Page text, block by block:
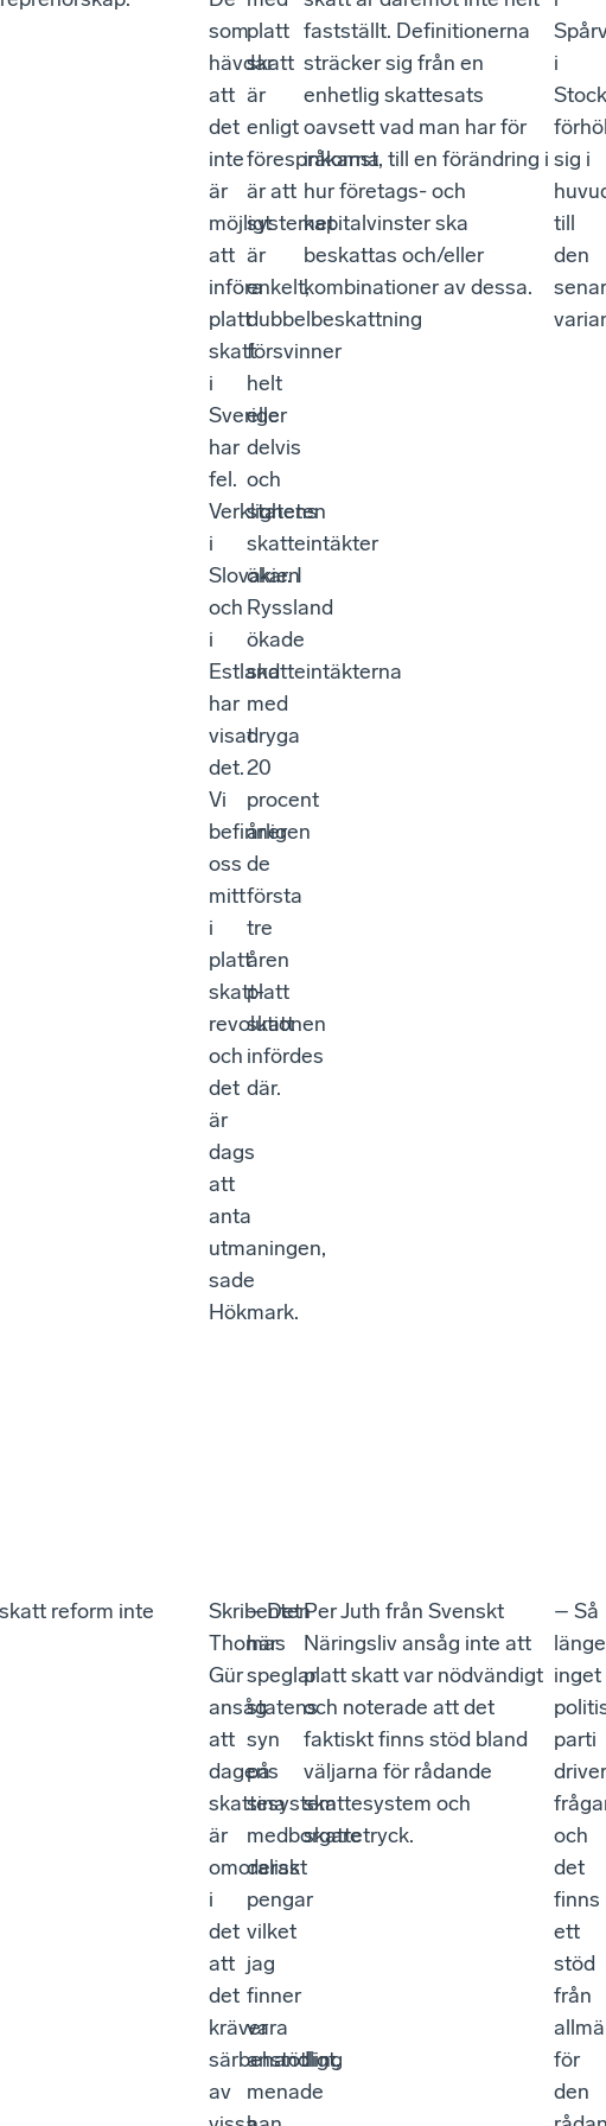
som
hävdar
att
det
inte
är
möjligt
att
införa
platt
skatt
i
Sverige
har
fel.
Verkligheten
i
Slovakien
och
i
Estland
har
visat
det.
Vi
befinner
oss
mitt
i
platt
skatt-
revolutionen
och
det
är
dags
att
anta
utmaningen,
sade
Hökmark.
platt
skatt
är
enligt
förespråkarna
är att
systemet
är
enkelt,
dubbelbeskattning
försvinner
helt
eller
delvis
och
statens
skatteintäkter
ökar. I
Ryssland
ökade
skatteintäkterna
med
dryga
20
procent
årligen
de
första
tre
åren
platt
skatt
infördes
där.
fastställt. Definitionerna
sträcker sig från en
enhetlig skattesats
oavsett vad man har för
inkomst, till en förändring i
hur företags- och
kapitalvinster ska
beskattas och/eller
kombinationer av dessa.
i
sig i
till
den
reform inte
Skribenten
Thomas
Gür
ansåg
att
dagens
skattesystem
är
omoraliskt
i
det
att
det
kräver
särbehandling
av
– Det
här
speglar
statens
syn
på
sina
medborgare
deras
pengar
vilket
jag
finner
vara
anstötligt,
menade
Per Juth från Svenskt
Näringsliv ansåg inte att
platt skatt var nödvändigt
och noterade att det
faktiskt finns stöd bland
väljarna för rådande
skattesystem och
skattetryck.
– Så
länge
inget
parti
driver
och
det
finns
ett
stöd
från
för
den